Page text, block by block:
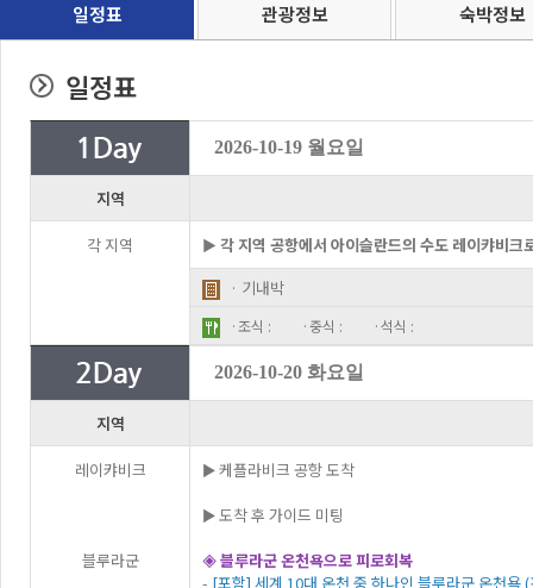
일정표 관광정보 숙박정보
일정표
2026-10-19 월요일
지역
각 지역
► 각 지역 공항에서 아이슬란드의 수도 레이캬비크
· 기내박
·조식 : ·중식 : ·석식 :
2026-10-20 화요일
지역
레이캬비크
블루라군
► 케플라비크 공항 도착
► 도착 후 가이드 미팅
◈ 블루라군 온천욕으로 피로회복
- [포함] 세계 10대 온천 중 하나인 블루라군 온천욕